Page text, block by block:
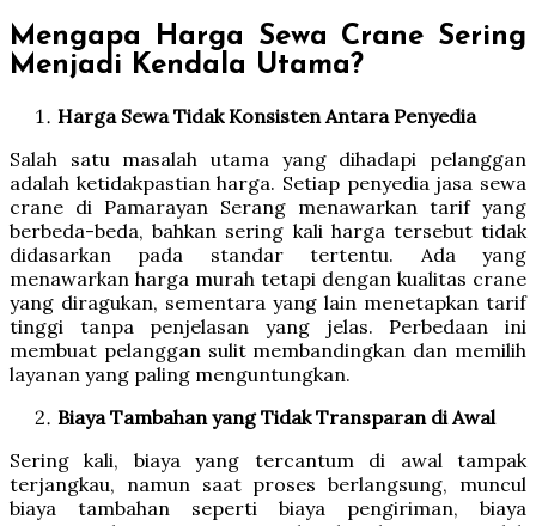
Mengapa Harga Sewa Crane Sering
Menjadi Kendala Utama?
Harga Sewa Tidak Konsisten Antara Penyedia
Salah satu masalah utama yang dihadapi pelanggan
adalah ketidakpastian harga. Setiap penyedia jasa sewa
crane di Pamarayan Serang menawarkan tarif yang
berbeda-beda, bahkan sering kali harga tersebut tidak
didasarkan pada standar tertentu. Ada yang
menawarkan harga murah tetapi dengan kualitas crane
yang diragukan, sementara yang lain menetapkan tarif
tinggi tanpa penjelasan yang jelas. Perbedaan ini
membuat pelanggan sulit membandingkan dan memilih
layanan yang paling menguntungkan.
Biaya Tambahan yang Tidak Transparan di Awal
Sering kali, biaya yang tercantum di awal tampak
terjangkau, namun saat proses berlangsung, muncul
biaya tambahan seperti biaya pengiriman, biaya